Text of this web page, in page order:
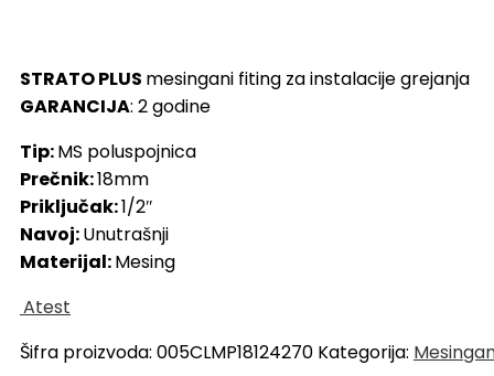
STRATO PLUS mesingani fiting za instalacije grejanja
GARANCIJA: 2 godine
Tip:MS poluspojnica
Prečnik:18mm
Priključak:1/2″
Navoj:Unutrašnji
Materijal:Mesing
Atest
Šifra proizvoda: 005CLMP18124270 Kategorija: